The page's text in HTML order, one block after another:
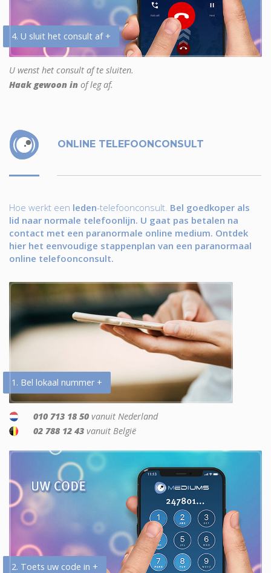
4. U sluit het consult af +
U wenst het consult af te sluiten.
Haak gewoon in of leg af.
ONLINE TELEFOONCONSULT
Hoe werkt een leden-telefoonconsult. Bel goedkoper als
lid naar normale telefoonlijn. U gaat pas betalen na
contact met een paranormale online medium. Ontdek
hier het eenvoudige stappenplan van een paranormaal
online telefoonconsult.
1. Bel lokaal nummer +
010 713 18 50 vanuit Nederland
02 788 12 43 vanuit België
2. Toets uw code in +